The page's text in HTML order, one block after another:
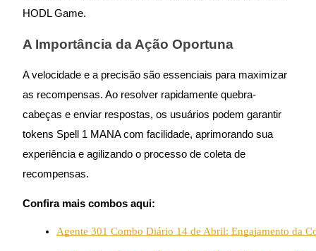
Estratégias de negociação
HODL Game.
A Importância da Ação Oportuna
A velocidade e a precisão são essenciais para maximizar
as recompensas. Ao resolver rapidamente quebra-
cabeças e enviar respostas, os usuários podem garantir
tokens Spell 1 MANA com facilidade, aprimorando sua
experiência e agilizando o processo de coleta de
recompensas.
Confira mais combos aqui:
Agente 301 Combo Diário 14 de Abril: Engajamento da